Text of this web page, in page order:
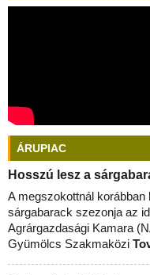
ÁRUPIAC
Hosszú lesz a
A megszokottnál
sárgabarack szezonja az
Agrárgazdasági Kamara
Gyümölcs Szakmaközi